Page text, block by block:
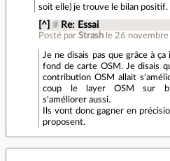
soit elle) je trouve le bilan positif.
[^] # Re: Essai
Posté parStrash le 26
Je ne disais pas que grâce à ça
fond de carte OSM. Je disais
contribution OSM allait
coup le layer OSM sur
s'améliorer aussi.
Ils vont donc gagner en
proposent.